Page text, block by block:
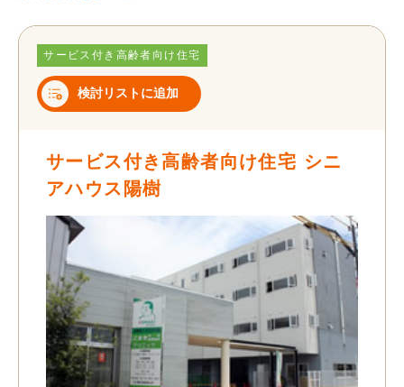
サービス付き高齢者向け住宅
検討リストに追加
サービス付き高齢者向け住宅 シニ
アハウス陽樹